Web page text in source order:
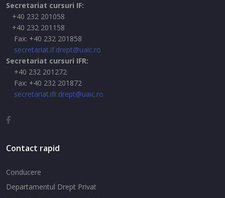
Secretariat cursuri IF:
+40 232 201058
+40 232 201158
Fax: +40 232 201858
secretariat.if.drept@uaic.ro
Secretariat cursuri IFR:
+40 232 201272
Fax: +40 232 201872
secretariat.ifr.drept@uaic.ro
Contact rapid
Conducere
Departamentul Drept Privat